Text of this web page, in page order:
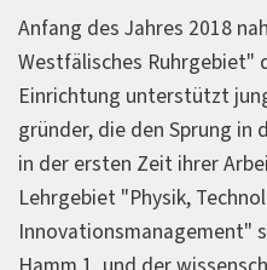
Anfang des Jahres 2018
Westfälisches Ruhrgebiet"
Einrichtung unterstützt
gründer, die den Sprung
in der ersten Zeit ihrer
Lehrgebiet "Physik,
Innovationsmanagement"